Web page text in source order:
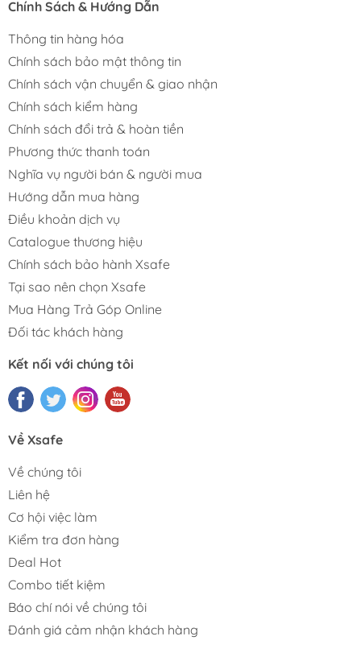
Chính Sách & Hướng Dẫn
Thông tin hàng hóa
Chính sách bảo mật thông tin
Chính sách vận chuyển & giao nhận
Chính sách kiểm hàng
Chính sách đổi trả & hoàn tiền
Phương thức thanh toán
Nghĩa vụ người bán & người mua
Hướng dẫn mua hàng
Điều khoản dịch vụ
Catalogue thương hiệu
Chính sách bảo hành Xsafe
Tại sao nên chọn Xsafe
Mua Hàng Trả Góp Online
Đối tác khách hàng
Kết nối với chúng tôi
Về Xsafe
Về chúng tôi
Liên hệ
Cơ hội việc làm
Kiểm tra đơn hàng
Deal Hot
Combo tiết kiệm
Báo chí nói về chúng tôi
Đánh giá cảm nhận khách hàng